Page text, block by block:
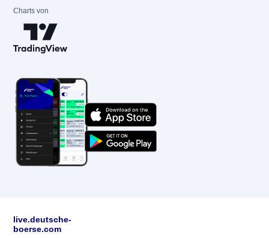
Charts von
live.deutsche-
boerse.com